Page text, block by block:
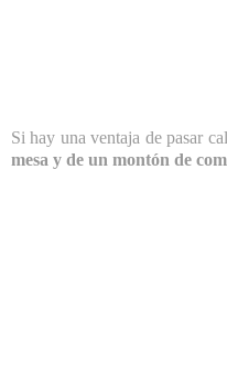
Si hay una ventaja de pasar
mesa y de un montón de